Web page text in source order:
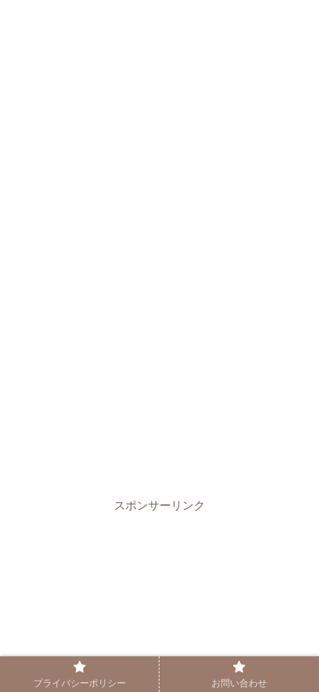
スポンサーリンク
プライバシーポリシー お問い合わせ